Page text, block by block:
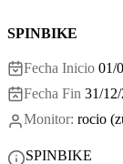
SPINBIKE
Fecha Inicio 01/
Fecha Fin 31/
Monitor: rocio
SPINBIKE